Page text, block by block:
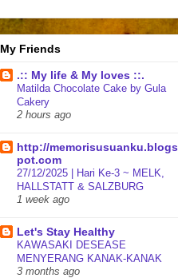
My Friends
.:: My life & My loves ::.
Matilda Chocolate Cake by Gula
Cakery
2 hours ago
http://memorisusuanku.blogs
pot.com
27/12/2025 | Hari Ke-3 ~ MELK,
HALLSTATT & SALZBURG
1 week ago
Let's Stay Healthy
KAWASAKI DESEASE
MENYERANG KANAK-KANAK
3 months ago